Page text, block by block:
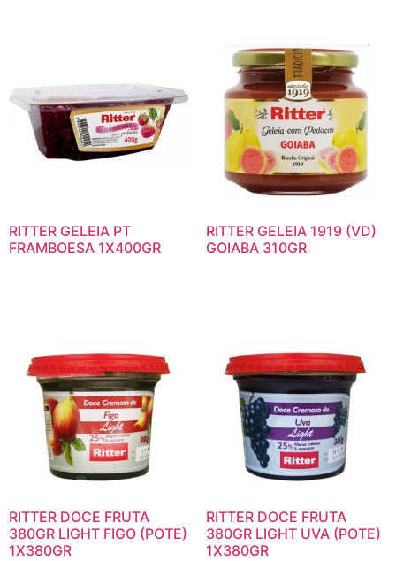
RITTER GELEIA PT
FRAMBOESA 1X400GR
RITTER GELEIA 1919 (VD)
GOIABA 310GR
RITTER DOCE FRUTA
380GR LIGHT FIGO (POTE)
1X380GR
RITTER DOCE FRUTA
380GR LIGHT UVA (POTE)
1X380GR